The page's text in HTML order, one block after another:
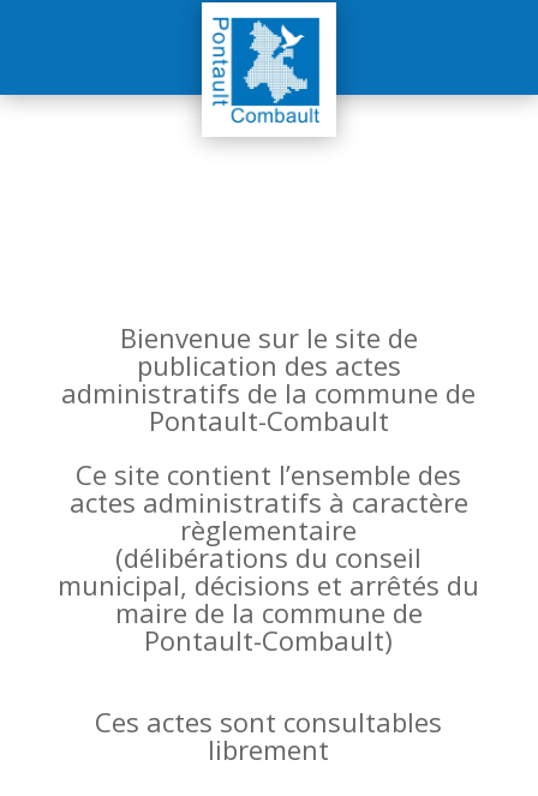
Bienvenue sur le site de
publication des actes
administratifs de la commune de
Pontault-Combault
Ce site contient l’ensemble des
actes administratifs à caractère
règlementaire
(délibérations du conseil
municipal, décisions et arrêtés du
maire de la commune de
Pontault-Combault)
Ces actes sont consultables
librement